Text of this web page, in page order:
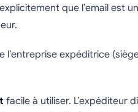
que l’email est
l’entreprise expéditrice
facile à utiliser. L’expéditeur